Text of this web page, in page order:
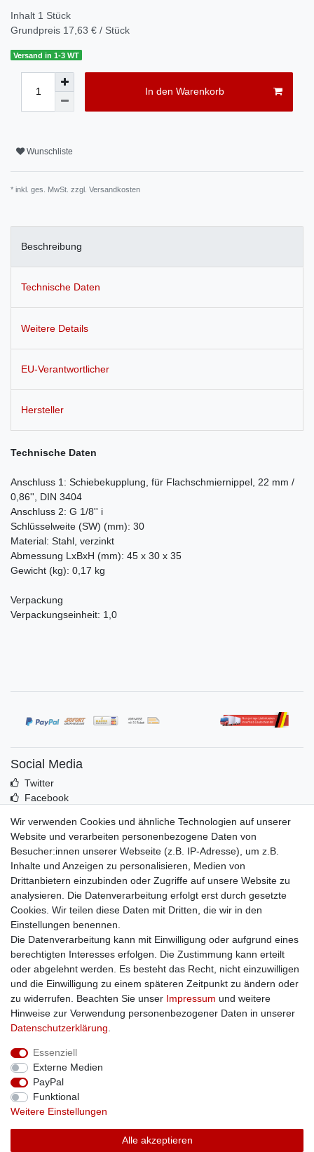
Inhalt 1 Stück
Grundpreis 17,63 € / Stück
Versand in 1-3 WT
In den Warenkorb
Wunschliste
* inkl. ges. MwSt. zzgl. Versandkosten
Beschreibung
Technische Daten
Weitere Details
EU-Verantwortlicher
Hersteller
Technische Daten
Anschluss 1: Schiebekupplung, für Flachschmiernippel, 22 mm /
0,86'', DIN 3404
Anschluss 2: G 1/8'' i
Schlüsselweite (SW) (mm): 30
Material: Stahl, verzinkt
Abmessung LxBxH (mm): 45 x 30 x 35
Gewicht (kg): 0,17 kg
Verpackung
Verpackungseinheit: 1,0
Social Media
Twitter
Facebook
Mehr über uns
Kontakt
Impressum
Zusatzinfos
AGB
Altölentsorgung
Batterieentsorgung
Datenschutz
Lieferbedingungen
Widerrufsbelehrung
Widerrufsformular
Zahlungsarten
Bankdaten
SSL: Sicher einkaufen!
Unsere Kaufabwicklung ist durch SSL gesichert.
Wir verwenden Cookies und ähnliche Technologien auf unserer
Website und verarbeiten personenbezogene Daten von
Besucher:innen unserer Webseite (z.B. IP-Adresse), um z.B.
Inhalte und Anzeigen zu personalisieren, Medien von
Drittanbietern einzubinden oder Zugriffe auf unsere Website zu
analysieren. Die Datenverarbeitung erfolgt erst durch gesetzte
Cookies. Wir teilen diese Daten mit Dritten, die wir in den
Einstellungen benennen.
Die Datenverarbeitung kann mit Einwilligung oder aufgrund eines
berechtigten Interesses erfolgen. Die Zustimmung kann erteilt
oder abgelehnt werden. Es besteht das Recht, nicht einzuwilligen
und die Einwilligung zu einem späteren Zeitpunkt zu ändern oder
zu widerrufen. Beachten Sie unser Impressum und weitere
Hinweise zur Verwendung personenbezogener Daten in unserer
Daten­schutz­erklärung
Essenziell
Externe Medien
PayPal
Funktional
Weitere Einstellungen
Alle akzeptieren